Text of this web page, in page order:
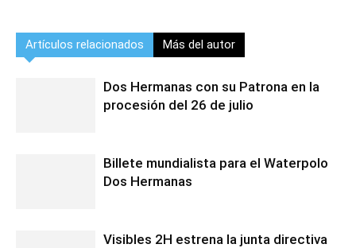
Artículos relacionados Más del autor
Dos Hermanas con su Patrona en la
procesión del 26 de julio
Billete mundialista para el Waterpolo
Dos Hermanas
Visibles 2H estrena la junta directiva